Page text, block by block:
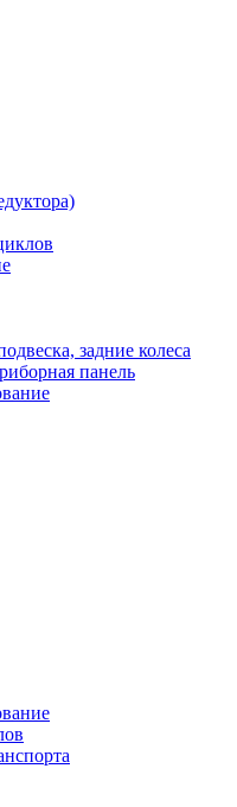
задние колеса
панель